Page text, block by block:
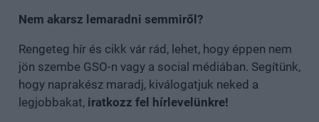
Nem akarsz lemaradni semmiről?
Rengeteg hír és cikk vár rád, lehet, hogy éppen nem
jön szembe GSO-n vagy a social médiában. Segítünk,
hogy naprakész maradj, kiválogatjuk neked a
legjobbakat, iratkozz fel hírlevelünkre!